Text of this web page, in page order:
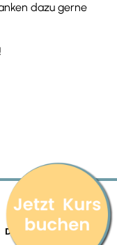
dazu gerne
FAQ
DATENSCHUTZ